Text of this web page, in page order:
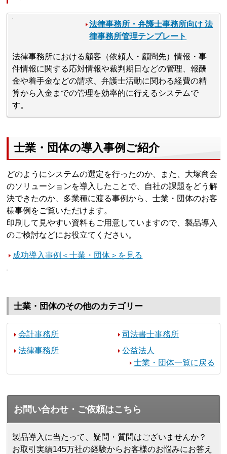
法律事務所・弁護士事務所向け 法
律事務所管理テンプレート
法律事務所における顧客（依頼人・顧問先）情報・事
件情報に関する応対情報や裁判期日などの管理、報酬
金や着手金などの請求、弁護士活動に関わる経費の精
算から入金までの管理を効率的に行えるシステムで
す。
士業・団体の導入事例ご紹介
どのようにシステムの選定を行ったのか、また、大塚商会
のソリューションを導入したことで、自社の課題をどう解
決できたのか、多業種に渡る事例から、士業・団体のお客
様事例をご覧いただけます。
印刷して見やすい資料もご用意していますので、製品導入
のご検討などにお役立てください。
成功導入事例＜士業・団体＞を見る
士業・団体のその他のカテゴリー
会計事務所
司法書士事務所
法律事務所
公益法人
士業・団体一覧に戻る
お問い合わせ・ご依頼はこちら
製品導入に当たって、疑問・質問はございませんか？
お取引実績145万社の経験からお客様のお悩みにお答え